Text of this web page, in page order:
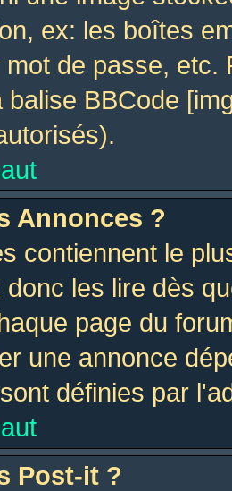
ex: les boîtes
de passe,
balise BBCode
Annonces ?
contiennent le
les lire dès
page du
une annonce
définies par
Post-it ?